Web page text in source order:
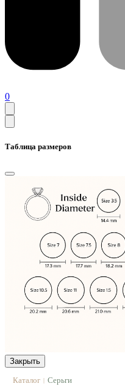
0
Таблица размеров
Закрыть
Каталог | Серьги